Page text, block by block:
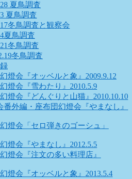
夏鳥調査
夏鳥調査
冬鳥調査と観察会
夏鳥調査
冬鳥調査
冬鳥調査
燈会『オッベルと象』2009.9.12
燈会『雪わたり』2010.5.9
燈会『どんぐりと山猫』2010.10.10
番外編・座布団幻燈会『やまなし』
燈会「セロ弾きのゴーシュ」
燈会『やまなし』2012.5.5
燈会『注文の多い料理店』
燈会『オッベルと象』2013.5.4